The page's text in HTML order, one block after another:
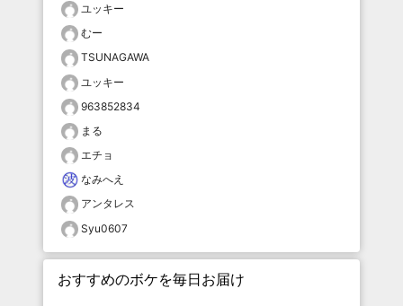
ユッキー
むー
TSUNAGAWA
ユッキー
963852834
まる
エチョ
なみへえ
アンタレス
Syu0607
おすすめのボケを毎日お届け